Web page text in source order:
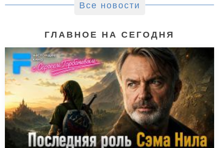
Все новости
ГЛАВНОЕ НА СЕГОДНЯ